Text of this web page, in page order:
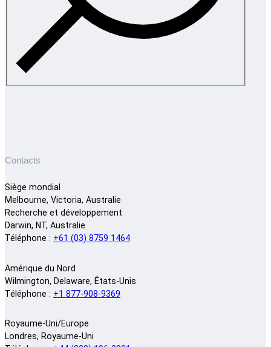
Contacts
Siège mondial
Melbourne, Victoria, Australie
Recherche et développement
Darwin, NT, Australie
Téléphone : +61 (03) 8759 1464
Amérique du Nord
Wilmington, Delaware, États-Unis
Téléphone : +1 877-908-9369
Royaume-Uni/Europe
Londres, Royaume-Uni